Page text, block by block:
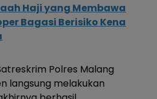
Haji yang Membawa
Bagasi Berisiko Kena
Polres Malang
langsung melakukan